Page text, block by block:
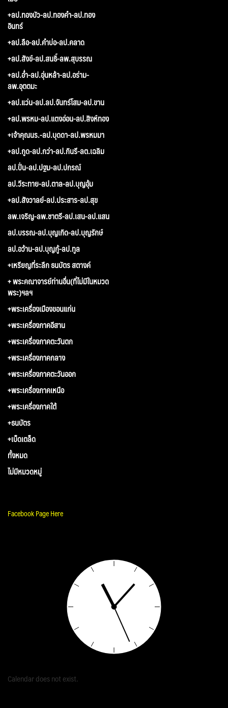
+ลป.ทองบัว-ลป.ทองคำ-ลป.ทอง
อินทร์
+ลป.ลือ-ลป.คำบ่อ-ลป.คลาด
+ลป.สังข์-ลป.สนธิ์-ลพ.สุบรรณ
+ลป.อ่ำ-ลป.อุ่นหล้า-ลป.อร่าม-
ลพ.อุตตมะ
+ลป.แว่น-ลป.ลป.จันทร์โสม-ลป.ขาน
+ลป.พรหม-ลป.แตงอ่อน-ลป.สิงห์ทอง
+เจ้าคุณนร.-ลป.บุดดา-ลป.พรหมมา
+ลป.กูด-ลป.กว่า-ลป.กินรี-ลต.เฉลิม
ลป.ปั่น-ลป.ปฐม-ลป.ปกรณ์
ลป.วีระทาย-ลป.ตาล-ลป.บุญอุ้ม
+ลป.สังวาลย์-ลป.ประสาร-ลป.สุข
ลพ.เจริญ-ลพ.ชาตรี-ลป.เสน-ลป.แสน
ลป.บรรณ-ลป.บุญเกิด-ลป.บุญรักษ์
ลป.อว้าน-ลป.บุญกู้-ลป.ทูล
+เหรียญที่ระลึก ธนบัตร สตางค์
+ พระคณาจารย์ท่านอื่น(ที่ไม่มีในหมวด
พระ)ฯลฯ
+พระเครื่องเมืองขอนแก่น
+พระเครื่องภาคอีสาน
+พระเครื่องภาคตะวันตก
+พระเครื่องภาคกลาง
+พระเครื่องภาคตะวันออก
+พระเครื่องภาคเหนือ
+พระเครื่องภาคใต้
+ธนบัตร
+เบ็ดเตล็ด
ทั้งหมด
ไม่มีหมวดหมู่
Facebook Page Here
Calendar does not exist.